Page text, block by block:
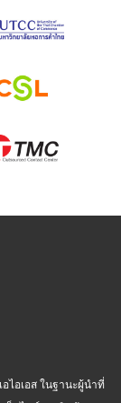
ไอเอส ในฐานะผู้นำที่